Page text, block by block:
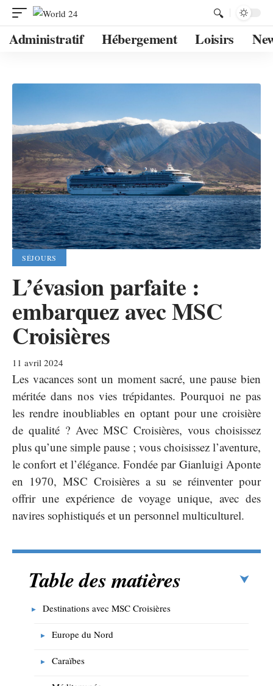
Administratif Hébergement Loisirs
SÉJOURS
L’évasion parfaite :
embarquez avec MSC
Croisières
11 avril 2024
Les vacances sont un moment sacré, une pause bien
méritée dans nos vies trépidantes. Pourquoi ne pas
les rendre inoubliables en optant pour une croisière
de qualité ? Avec MSC Croisières, vous choisissez
plus qu’une simple pause ; vous choisissez l’aventure,
le confort et l’élégance. Fondée par Gianluigi Aponte
en 1970, MSC Croisières a su se réinventer pour
offrir une expérience de voyage unique, avec des
navires sophistiqués et un personnel multiculturel.
Table des matières
Destinations avec MSC Croisières
Europe du Nord
Caraïbes